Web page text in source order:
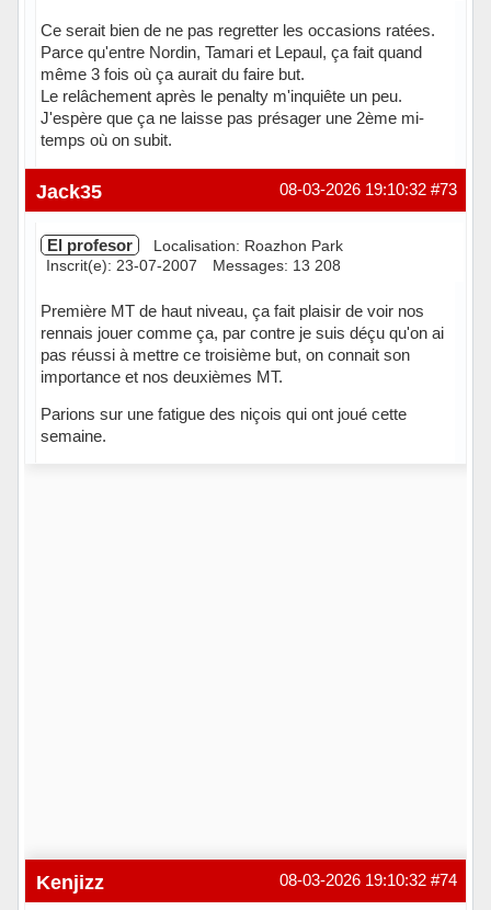
Ce serait bien de ne pas regretter les occasions ratées.
Parce qu'entre Nordin, Tamari et Lepaul, ça fait quand
même 3 fois où ça aurait du faire but.
Le relâchement après le penalty m'inquiête un peu.
J'espère que ça ne laisse pas présager une 2ème mi-
temps où on subit.
Hors ligne #73
08-03-2026 19:10:32
Jack35
El profesor
Localisation: Roazhon Park
Inscrit(e): 23-07-2007
Messages: 13 208
Première MT de haut niveau, ça fait plaisir de voir nos
rennais jouer comme ça, par contre je suis déçu qu'on ai
pas réussi à mettre ce troisième but, on connait son
importance et nos deuxièmes MT.
Parions sur une fatigue des niçois qui ont joué cette
semaine.
#74
08-03-2026 19:10:32
Kenjizz